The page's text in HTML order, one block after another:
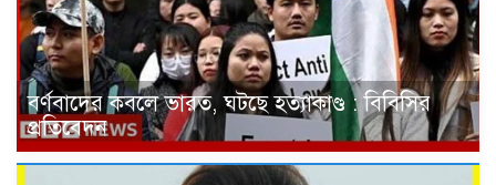
বর্ণবাদের কবলে ভারত, ঘটছে হত্যাকাণ্ড : বিবিসির
প্রতিবেদন